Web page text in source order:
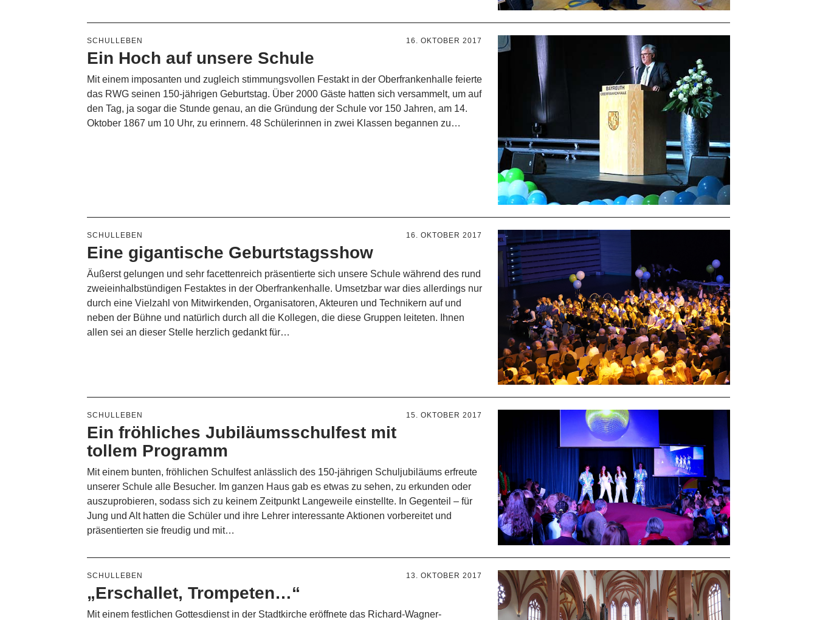
SCHULLEBEN 16. OKTOBER 2017
Ein Hoch auf unsere Schule
Mit einem imposanten und zugleich stimmungsvollen Festakt in der Oberfrankenhalle feierte
das RWG seinen 150-jährigen Geburtstag. Über 2000 Gäste hatten sich versammelt, um auf
den Tag, ja sogar die Stunde genau, an die Gründung der Schule vor 150 Jahren, am 14.
Oktober 1867 um 10 Uhr, zu erinnern. 48 Schülerinnen in zwei Klassen begannen zu…
SCHULLEBEN 16. OKTOBER 2017
Eine gigantische Geburtstagsshow
Äußerst gelungen und sehr facettenreich präsentierte sich unsere Schule während des rund
zweieinhalbstündigen Festaktes in der Oberfrankenhalle. Umsetzbar war dies allerdings nur
durch eine Vielzahl von Mitwirkenden, Organisatoren, Akteuren und Technikern auf und
neben der Bühne und natürlich durch all die Kollegen, die diese Gruppen leiteten. Ihnen
allen sei an dieser Stelle herzlich gedankt für…
SCHULLEBEN 15. OKTOBER 2017
Ein fröhliches Jubiläumsschulfest mit
tollem Programm
Mit einem bunten, fröhlichen Schulfest anlässlich des 150-jährigen Schuljubiläums erfreute
unserer Schule alle Besucher. Im ganzen Haus gab es etwas zu sehen, zu erkunden oder
auszuprobieren, sodass sich zu keinem Zeitpunkt Langeweile einstellte. In Gegenteil – für
Jung und Alt hatten die Schüler und ihre Lehrer interessante Aktionen vorbereitet und
präsentierten sie freudig und mit…
SCHULLEBEN 13. OKTOBER 2017
„Erschallet, Trompeten…“
Mit einem festlichen Gottesdienst in der Stadtkirche eröffnete das Richard-Wagner-